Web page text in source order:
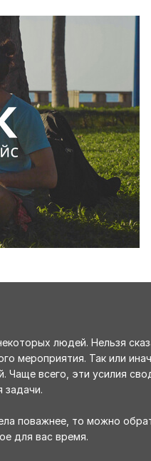
людей. Нельзя
мероприятия. Так или
Чаще всего, эти усилия
задачи.
поважнее, то можно
для вас время.